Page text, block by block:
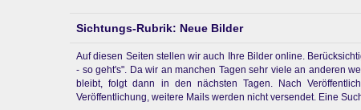
Sichtungs-Rubrik: Neue Bilder
Auf diesen Seiten stellen wir auch Ihre Bilder online.
- so geht's". Da wir an manchen Tagen sehr viele an anderen
bleibt, folgt dann in den nächsten Tagen. Nach
Veröffentlichung, weitere Mails werden nicht versendet. Eine